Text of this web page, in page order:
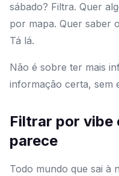
sábado? Filtra. Quer
por mapa. Quer saber
Tá lá.
Não é sobre ter mais
informação certa, sem
Filtrar por vibe
parece
Todo mundo que sai à